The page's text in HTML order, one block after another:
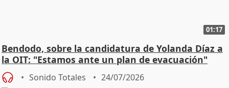
01:17
Bendodo, sobre la candidatura de Yolanda Díaz a
la OIT: "Estamos ante un plan de evacuación"
Sonido Totales 24/07/2026